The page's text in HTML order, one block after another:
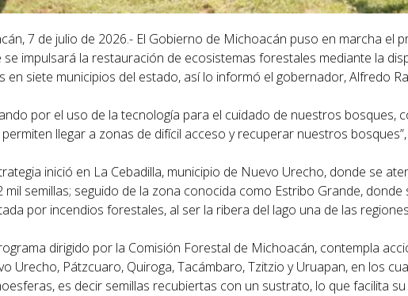
7 de julio de 2026.- El Gobierno de Michoacán puso en marcha el
se impulsará la restauración de ecosistemas forestales mediante la
en siete municipios del estado, así lo informó el gobernador, Alfredo
por el uso de la tecnología para el cuidado de nuestros bosques,
llegar a zonas de difícil acceso y recuperar nuestros
inició en La Cebadilla, municipio de Nuevo Urecho, donde se
mil semillas; seguido de la zona conocida como Estribo Grande,
por incendios forestales, al ser la ribera del lago una de las
dirigido por la Comisión Forestal de Michoacán, contempla
Urecho, Pátzcuaro, Quiroga, Tacámbaro, Tzitzio y Uruapan, en los
es decir semillas recubiertas con un sustrato, lo que facilita